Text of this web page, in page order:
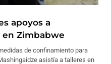
apoyos a
Zimbabwe
de confinamiento para
asistía a talleres en